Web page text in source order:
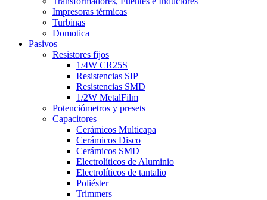
Impresoras térmicas
Turbinas
Domotica
Pasivos
Resistores fijos
1/4W CR25S
Resistencias SIP
Resistencias SMD
1/2W MetalFilm
Potenciómetros y presets
Capacitores
Cerámicos Multicapa
Cerámicos Disco
Cerámicos SMD
Electrolíticos de Aluminio
Electrolíticos de tantalio
Poliéster
Trimmers